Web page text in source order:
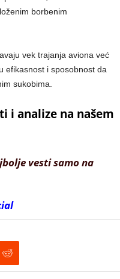
borbenim
vek trajanja aviona već
efikasnost i sposobnost da
sukobima.
i analize na našem
vesti samo na